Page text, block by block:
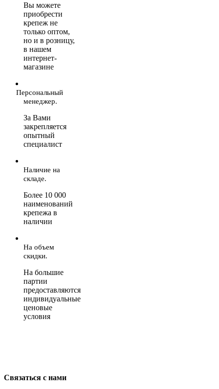
Вы можете
приобрести
крепеж не
только оптом,
но и в розницу,
в нашем
интернет-
магазине
Персональный
менеджер.
За Вами
закрепляется
опытный
специалист
Наличие на
складе.
Более 10 000
наименований
крепежа в
наличии
На объем
скидки.
На большие
партии
предоставляются
индивидуальные
ценовые
условия
Связаться с нами